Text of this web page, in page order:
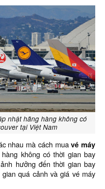
nhật hãng hàng không có
tại Việt Nam
nhau mà cách muavé máy
không có thời gian bay
hưởng đến thời gian bay
quá cảnh và giá vé máy